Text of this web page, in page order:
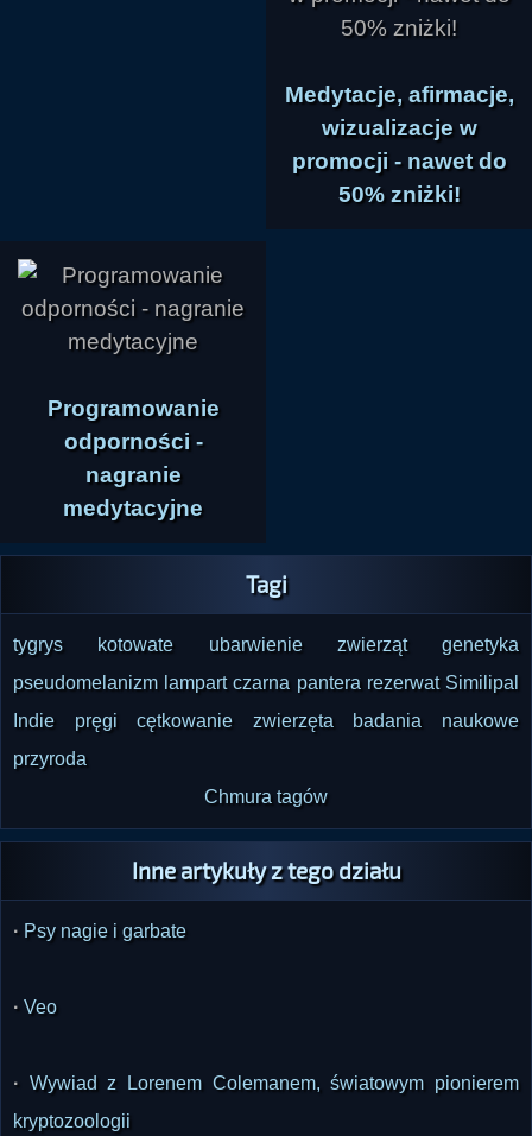
Medytacje, afirmacje,
wizualizacje w
promocji - nawet do
50% zniżki!
Programowanie
odporności -
nagranie
medytacyjne
Tagi
tygrys kotowate ubarwienie zwierząt
genetyka
pseudomelanizm lampart czarna pantera rezerwat Similipal
Indie
pręgi cętkowanie zwierzęta
badania naukowe
przyroda
Chmura tagów
Inne artykuły z tego działu
· Psy nagie i garbate
· Veo
· Wywiad z Lorenem Colemanem, światowym pionierem
kryptozoologii